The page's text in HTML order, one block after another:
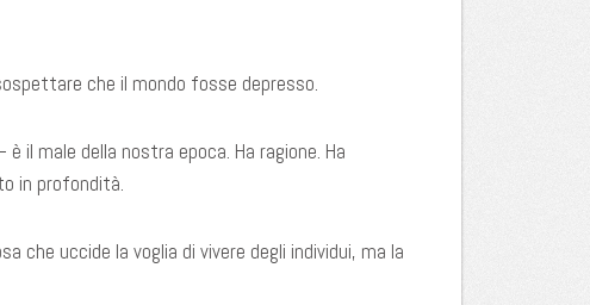
che il mondo fosse depresso.
il male della nostra epoca. Ha ragione. Ha
in profondità.
che uccide la voglia di vivere degli individui, ma la